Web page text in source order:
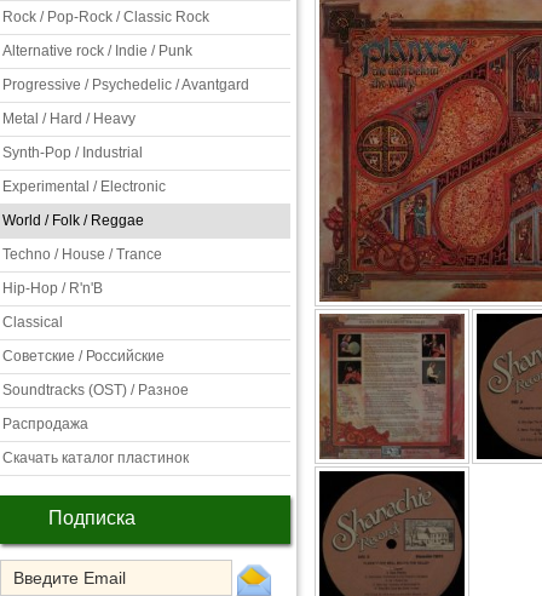
Rock / Pop-Rock / Classic Rock
Alternative rock / Indie / Punk
Progressive / Psychedelic / Avantgard
Metal / Hard / Heavy
Synth-Pop / Industrial
Experimental / Electronic
World / Folk / Reggae
Techno / House / Trance
Hip-Hop / R'n'B
Classical
Советские / Российские
Soundtracks (OST) / Разное
Распродажа
Скачать каталог пластинок
Подписка